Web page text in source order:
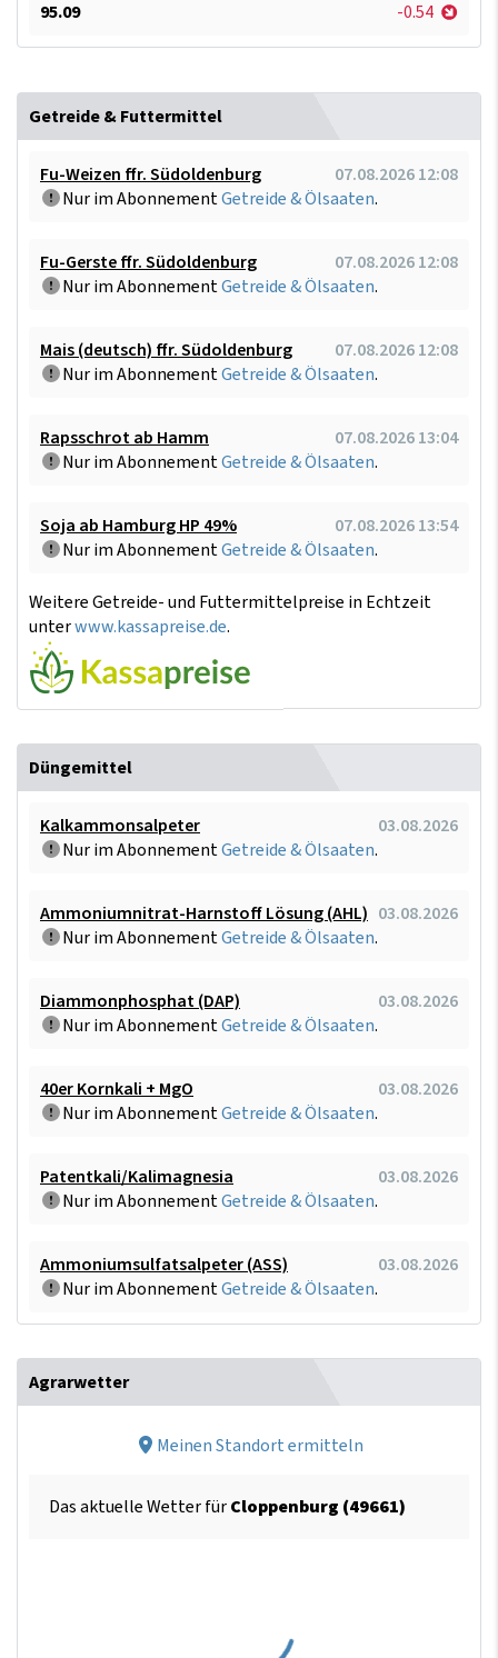
95.09
-0.54
Getreide & Futtermittel
Fu-Weizen ffr. Südoldenburg
07.08.2026 12:08
Nur im AbonnementGetreide & Ölsaaten.
Fu-Gerste ffr. Südoldenburg
07.08.2026 12:08
Nur im AbonnementGetreide & Ölsaaten.
Mais (deutsch) ffr. Südoldenburg
07.08.2026 12:08
Nur im AbonnementGetreide & Ölsaaten.
Rapsschrot ab Hamm
07.08.2026 13:04
Nur im AbonnementGetreide & Ölsaaten.
Soja ab Hamburg HP 49%
07.08.2026 13:54
Nur im AbonnementGetreide & Ölsaaten.
Weitere Getreide- und Futtermittelpreise in Echtzeit
unterwww.kassapreise.de.
Düngemittel
Kalkammonsalpeter
03.08.2026
Nur im AbonnementGetreide & Ölsaaten.
Ammoniumnitrat-Harnstoff Lösung (AHL) 03.08.2026
Nur im AbonnementGetreide & Ölsaaten.
Diammonphosphat (DAP)
03.08.2026
Nur im AbonnementGetreide & Ölsaaten.
40er Kornkali + MgO
03.08.2026
Nur im AbonnementGetreide & Ölsaaten.
Patentkali/Kalimagnesia
03.08.2026
Nur im AbonnementGetreide & Ölsaaten.
Ammoniumsulfatsalpeter (ASS)
03.08.2026
Nur im AbonnementGetreide & Ölsaaten.
Agrarwetter
Meinen Standort ermitteln
Das aktuelle Wetter fürCloppenburg (49661)